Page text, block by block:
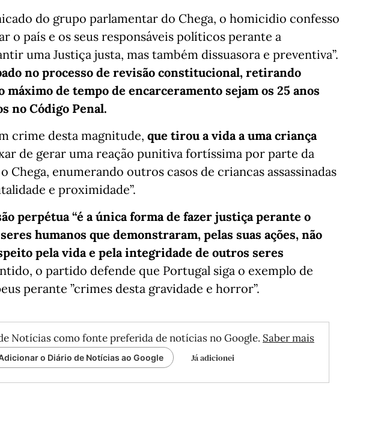
do grupo parlamentar do Chega, o homicidio confesso
o país e os seus responsáveis políticos perante a
uma Justiça justa, mas também dissuasora e preventiva”.
no processo de revisão constitucional, retirando
máximo de tempo de encarceramento sejam os 25 anos
no Código Penal.
crime desta magnitude, que tirou a vida a uma criança
de gerar uma reação punitiva fortíssima por parte da
Chega, enumerando outros casos de criancas assassinadas
e proximidade”.
perpétua “é a única forma de fazer justiça perante o
humanos que demonstraram, pelas suas ações, não
pela vida e pela integridade de outros seres
o partido defende que Portugal siga o exemplo de
perante ”crimes desta gravidade e horror”.
Notícias como fonte preferida de notícias no Google. Saber mais
o Diário de Notícias ao Google Já adicionei